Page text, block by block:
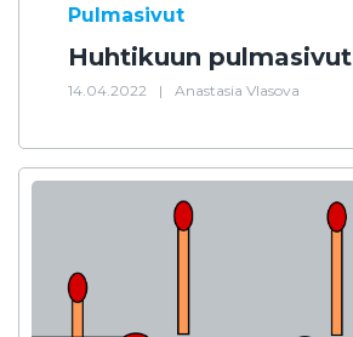
Pulmasivut
Huhtikuun pulmasivut
14.04.2022 | Anastasia Vlasova